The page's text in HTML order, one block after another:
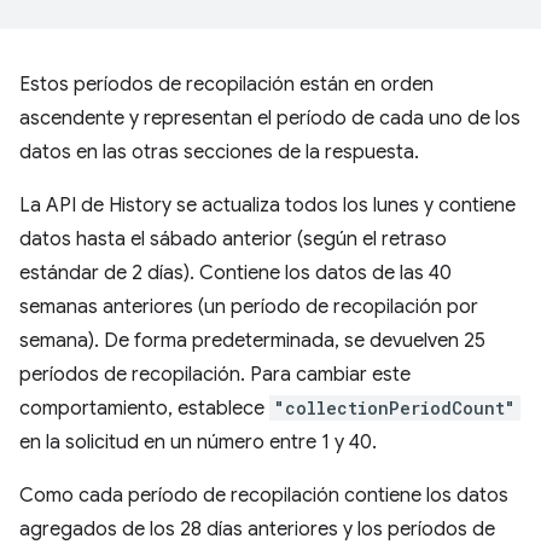
Estos períodos de recopilación están en orden
ascendente y representan el período de cada uno de los
datos en las otras secciones de la respuesta.
La API de History se actualiza todos los lunes y contiene
datos hasta el sábado anterior (según el retraso
estándar de 2 días). Contiene los datos de las 40
semanas anteriores (un período de recopilación por
semana). De forma predeterminada, se devuelven 25
períodos de recopilación. Para cambiar este
comportamiento, establece "collectionPeriodCount"
en la solicitud en un número entre 1 y 40.
Como cada período de recopilación contiene los datos
agregados de los 28 días anteriores y los períodos de